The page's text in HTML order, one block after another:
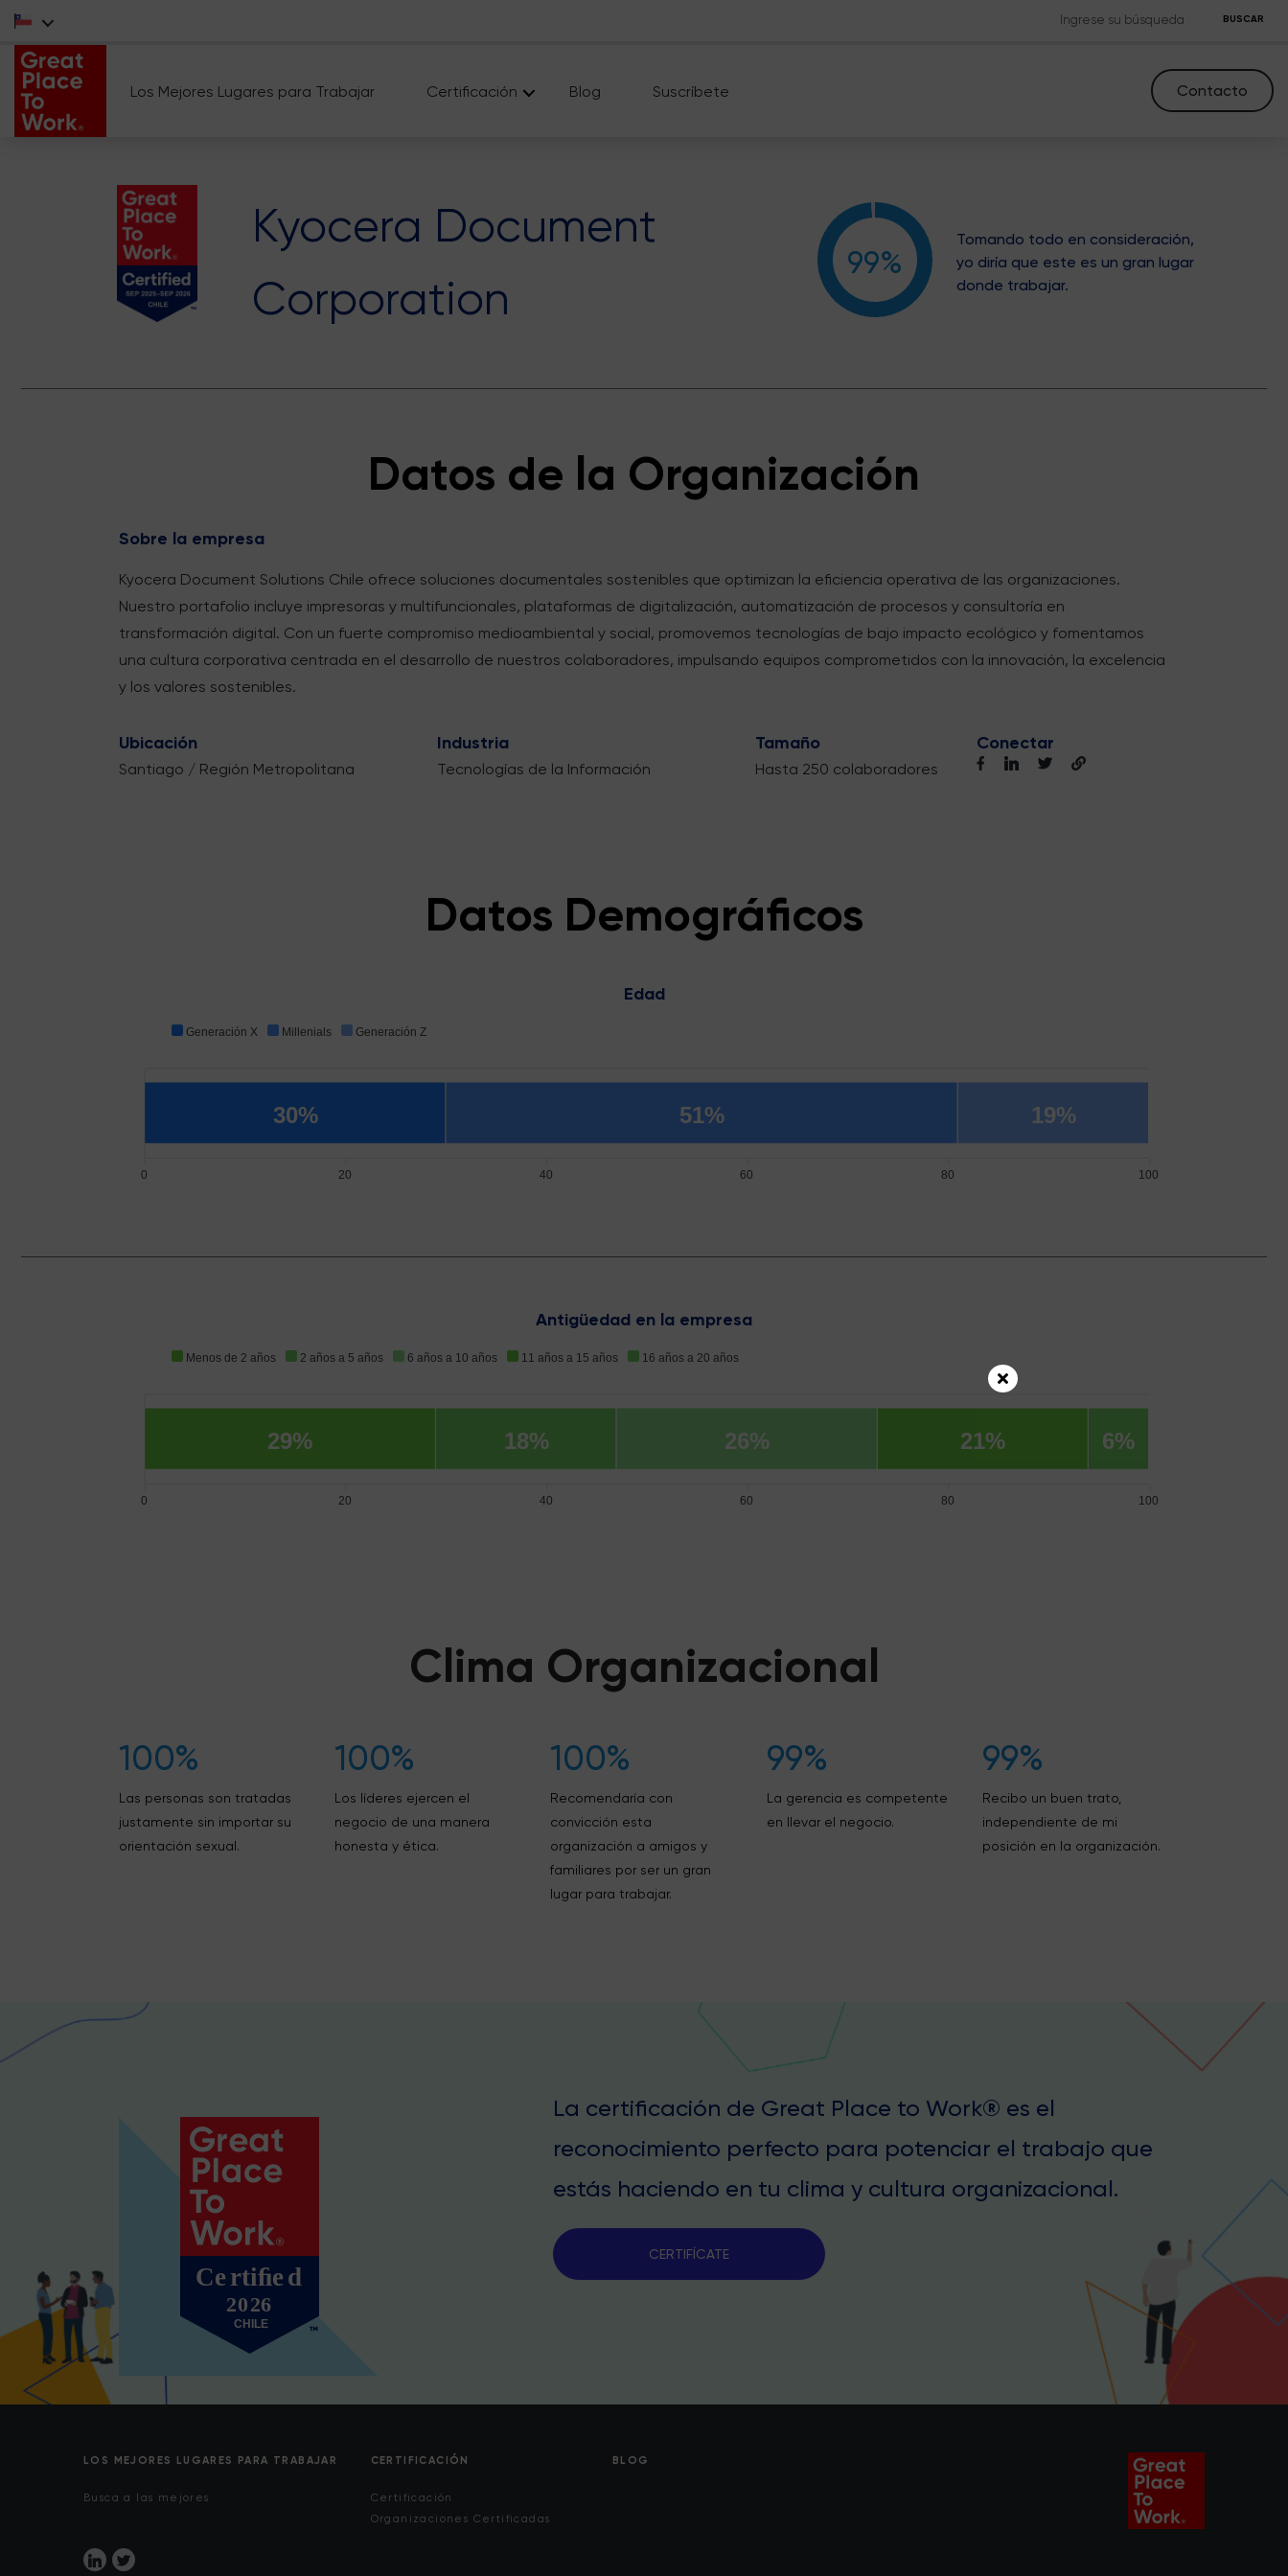
BUSCAR
Los Mejores Lugares para Trabajar Certificación Blog Suscríbete Contacto
Kyocera Document
Corporation
99%
Tomando todo en consideración,
yo diría que este es un gran lugar
donde trabajar.
Datos de la Organización
Sobre la empresa
Kyocera Document Solutions Chile ofrece soluciones documentales sostenibles que optimizan la eficiencia operativa de las organizaciones.
Nuestro portafolio incluye impresoras y multifuncionales, plataformas de digitalización, automatización de procesos y consultoría en
transformación digital. Con un fuerte compromiso medioambiental y social, promovemos tecnologías de bajo impacto ecológico y fomentamos
una cultura corporativa centrada en el desarrollo de nuestros colaboradores, impulsando equipos comprometidos con la innovación, la excelencia
y los valores sostenibles.
Ubicación
Santiago / Región Metropolitana
Industria
Tecnologías de la Información
Tamaño
Hasta 250 colaboradores
Conectar
Datos Demográficos
Edad
Generación X Millenials Generación Z
100
80
60
40
20
0
51%
30% 19%
Antigüedad en la empresa
Menos de 2 años 2 años a 5 años 6 años a 10 años 11 años a 15 años 16 años a 20 años
100
80
60
40
20
0
18% 21%
29% 6%
26%
Clima Organizacional
100%
Las personas son tratadas
justamente sin importar su
orientación sexual.
100%
Los líderes ejercen el
negocio de una manera
honesta y ética.
100%
Recomendaría con
convicción esta
organización a amigos y
familiares por ser un gran
lugar para trabajar.
99%
La gerencia es competente
en llevar el negocio.
99%
Recibo un buen trato,
independiente de mi
posición en la organización.
La certificación de Great Place to Work® es el
reconocimiento perfecto para potenciar el trabajo que
estás haciendo en tu clima y cultura organizacional.
CERTIFÍCATE
LOS MEJORES LUGARES PARA TRABAJAR
Busca a las mejores
CERTIFICACIÓN
Certificación
Organizaciones Certificadas
BLOG